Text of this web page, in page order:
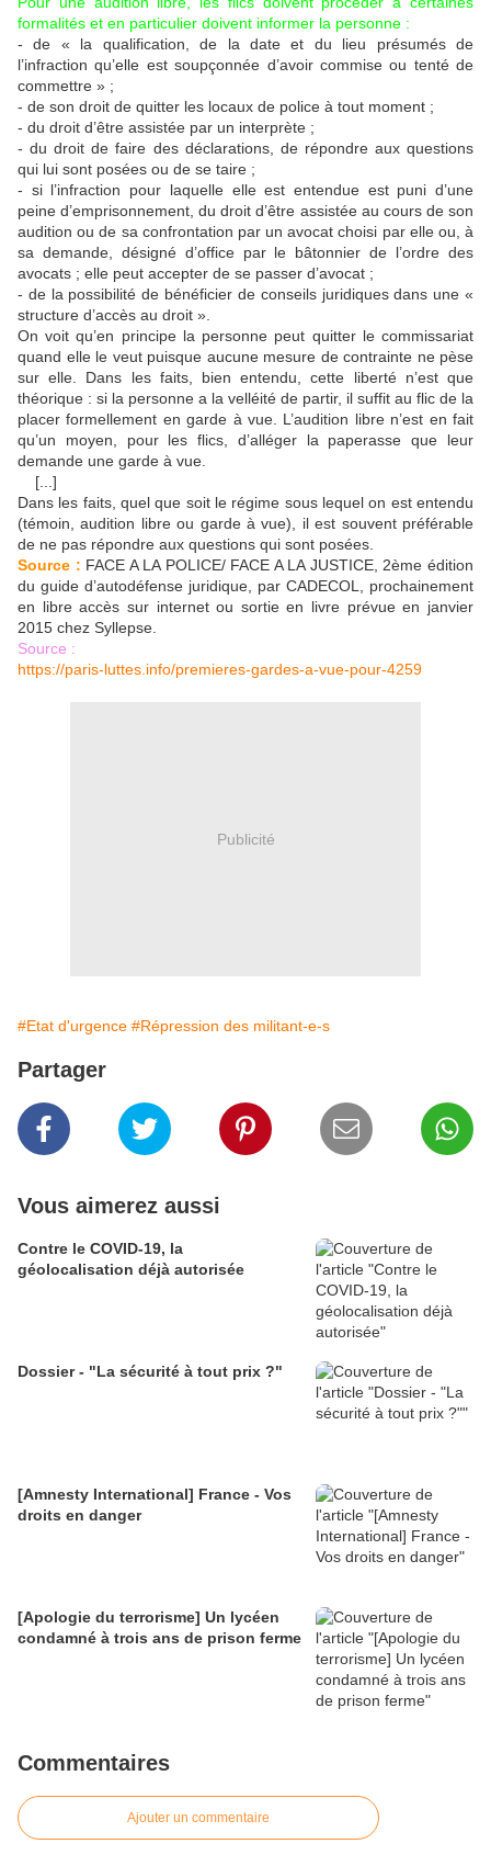
formalités et en particulier doivent informer la personne :
- de « la qualification, de la date et du lieu présumés de
l’infraction qu’elle est soupçonnée d’avoir commise ou tenté de
commettre » ;
- de son droit de quitter les locaux de police à tout moment ;
- du droit d’être assistée par un interprète ;
- du droit de faire des déclarations, de répondre aux questions
qui lui sont posées ou de se taire ;
- si l’infraction pour laquelle elle est entendue est puni d’une
peine d’emprisonnement, du droit d’être assistée au cours de son
audition ou de sa confrontation par un avocat choisi par elle ou, à
sa demande, désigné d’office par le bâtonnier de l’ordre des
avocats ; elle peut accepter de se passer d’avocat ;
- de la possibilité de bénéficier de conseils juridiques dans une «
structure d’accès au droit ».
On voit qu’en principe la personne peut quitter le commissariat
quand elle le veut puisque aucune mesure de contrainte ne pèse
sur elle. Dans les faits, bien entendu, cette liberté n’est que
théorique : si la personne a la velléité de partir, il suffit au flic de la
placer formellement en garde à vue. L’audition libre n’est en fait
qu’un moyen, pour les flics, d’alléger la paperasse que leur
demande une garde à vue.
[...]
Dans les faits, quel que soit le régime sous lequel on est entendu
(témoin, audition libre ou garde à vue), il est souvent préférable
de ne pas répondre aux questions qui sont posées.
Source : FACE A LA POLICE/ FACE A LA JUSTICE, 2ème édition
du guide d’autodéfense juridique, par CADECOL, prochainement
en libre accès sur internet ou sortie en livre prévue en janvier
2015 chez Syllepse.
Source :
https://paris-luttes.info/premieres-gardes-a-vue-pour-4259
Publicité
#Etat d'urgence #Répression des militant-e-s
Partager
Vous aimerez aussi
Contre le COVID-19, la
géolocalisation déjà autorisée
Dossier - "La sécurité à tout prix ?"
[Amnesty International] France - Vos
droits en danger
[Apologie du terrorisme] Un lycéen
condamné à trois ans de prison ferme
Commentaires
Ajouter un commentaire